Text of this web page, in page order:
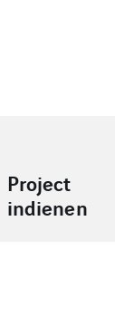
Project
indienen